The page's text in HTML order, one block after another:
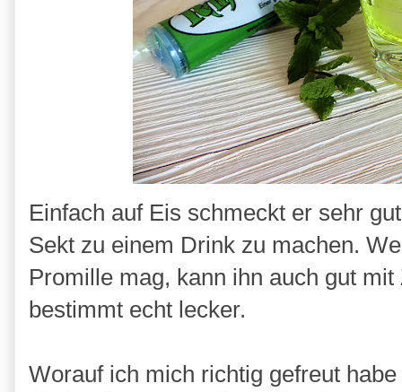
Einfach auf Eis schmeckt er sehr
Sekt zu einem Drink zu machen.
Promille mag, kann ihn auch gut
bestimmt echt lecker.
Worauf ich mich richtig gefreut